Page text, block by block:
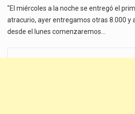
"El miércoles a la noche se entregó el
atracurio, ayer entregamos otras 8.000 y
desde el lunes comenzaremos…